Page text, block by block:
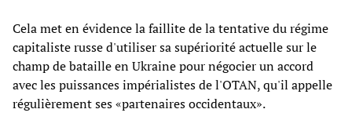
Cela met en évidence la faillite de la tentative du régime
capitaliste russe d'utiliser sa supériorité actuelle sur le
champ de bataille en Ukraine pour négocier un accord
avec les puissances impérialistes de l'OTAN, qu'il appelle
régulièrement ses «partenaires occidentaux».